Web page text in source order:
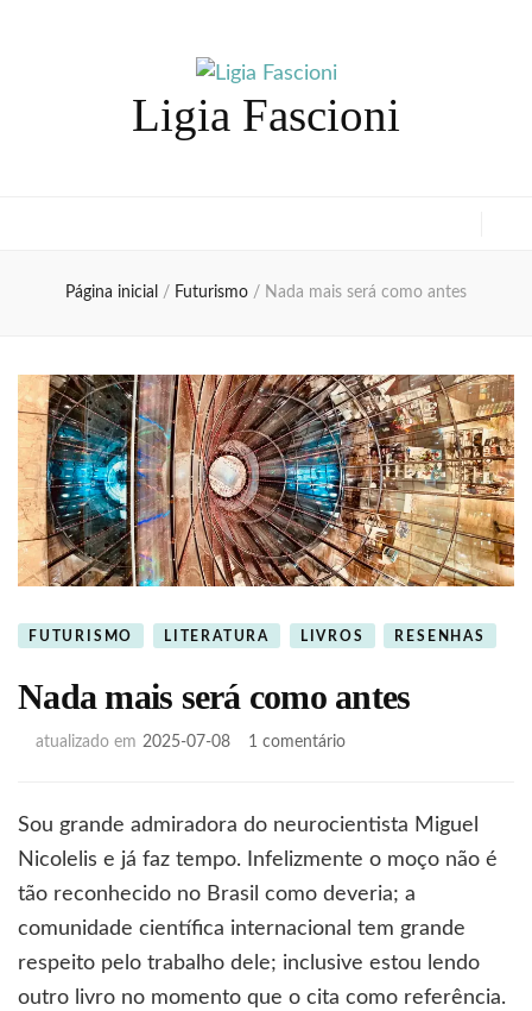
Ligia Fascioni
Página inicial / Futurismo / Nada mais será como antes
FUTURISMO LITERATURA LIVROS RESENHAS
Nada mais será como antes
atualizado em 2025-07-08 1 comentárioem
será
antes
Sou grande admiradora do neurocientista Miguel
Nicolelis e já faz tempo. Infelizmente o moço não é
tão reconhecido no Brasil como deveria; a
comunidade científica internacional tem grande
respeito pelo trabalho dele; inclusive estou lendo
outro livro no momento que o cita como referência.